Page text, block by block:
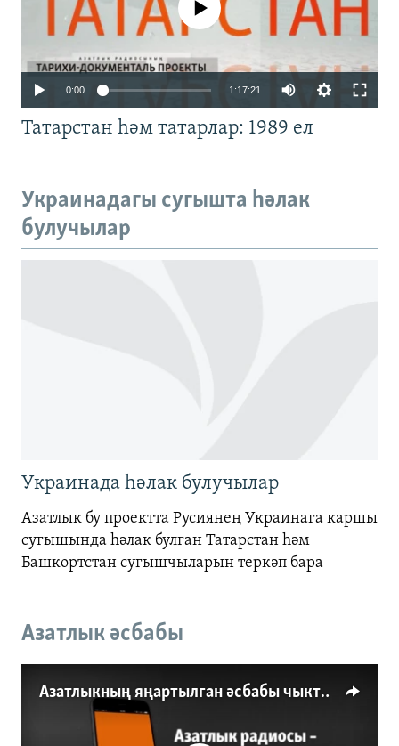
No media source currently available
0:00 1:17:21
Татарстан һәм татарлар: 1989 ел
Украинадагы сугышта һәлак
булучылар
Украинада һәлак булучылар
Азатлык бу проектта Русиянең Украинага каршы
сугышында һәлак булган Татарстан һәм
Башкортстан сугышчыларын теркәп бара
Азатлык әсбабы
Азатлыкның яңартылган әсбабы чыкты